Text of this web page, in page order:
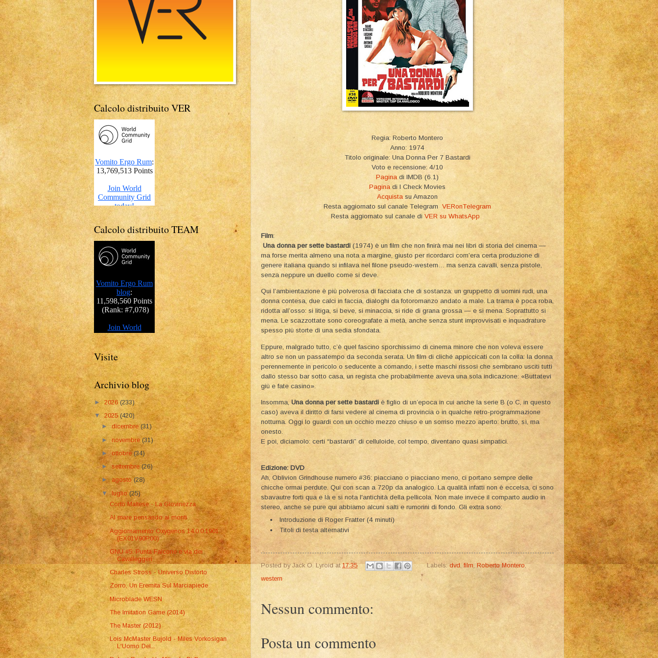
Regia: Roberto Montero
Anno: 1974
Titolo originale: Una Donna Per 7 Bastardi
Voto e recensione: 4/10
Pagina di IMDB (6.1)
Pagina di I Check Movies
Acquista su Amazon
Resta aggiornato sul canale Telegram VERonTelegram
Resta aggiornato sul canale di VER su WhatsApp
Film:
Una donna per sette bastardi (1974) è un film che non finirà mai nei libri di storia del cinema —
ma forse merita almeno una nota a margine, giusto per ricordarci com’era certa produzione di
genere italiana quando si infilava nel filone pseudo-western… ma senza cavalli, senza pistole,
senza neppure un duello come si deve.
Qui l’ambientazione è più polverosa di facciata che di sostanza: un gruppetto di uomini rudi, una
donna contesa, due calci in faccia, dialoghi da fotoromanzo andato a male. La trama è poca roba,
ridotta all’osso: si litiga, si beve, si minaccia, si ride di grana grossa — e si mena. Soprattutto si
mena. Le scazzottate sono coreografate a metà, anche senza stunt improvvisati e inquadrature
spesso più storte di una sedia sfondata.
Eppure, malgrado tutto, c’è quel fascino sporchissimo di cinema minore che non voleva essere
altro se non un passatempo da seconda serata. Un film di cliché appiccicati con la colla: la donna
perennemente in pericolo o seducente a comando, i sette maschi rissosi che sembrano usciti tutti
dallo stesso bar sotto casa, un regista che probabilmente aveva una sola indicazione: «Buttatevi
giù e fate casino».
Insomma, Una donna per sette bastardi è figlio di un’epoca in cui anche la serie B (o C, in questo
caso) aveva il diritto di farsi vedere al cinema di provincia o in qualche retro-programmazione
notturna. Oggi lo guardi con un occhio mezzo chiuso e un sorriso mezzo aperto: brutto, sì, ma
onesto.
E poi, diciamolo: certi “bastardi” di celluloide, col tempo, diventano quasi simpatici.
Edizione: DVD
Ah, Oblivion Grindhouse numero #36: piacciano o piacciano meno, ci portano sempre delle
chicche ormai perdute. Qui con scan a 720p da analogico. La qualità infatti non è eccelsa, ci sono
sbavautre forti qua e là e si nota l'antichità della pellicola. Non male invece il comparto audio in
stereo, anche se pure qui abbiamo alcuni salti e rumorini di fondo. Gli extra sono:
Introduzione di Roger Fratter (4 minuti)
Titoli di testa alternativi
Posted byJack O. Lyroid at17:35 Labels:dvd,film,Roberto Montero,
western
Nessun commento:
Posta un commento
Calcolo distribuito VER
Calcolo distribuito TEAM
Visite
Archivio blog
► 2026(233)
▼2025(420)
►dicembre(31)
►novembre(31)
►ottobre(34)
►settembre(26)
►agosto(28)
▼luglio(25)
Corto Maltese - La Giovinezza
Al mare pensando ai monti
Aggiornamento Oxygenos 14.0.0.1901
(EX01V90P00)
GNU #5: Punta Falcone e via dei
Cavalleggeri
Charles Stross - Universo Distorto
Zorro, Un Eremita Sul Marciapiede
Microblade WESN
The Imitation Game (2014)
The Master (2012)
Lois McMaster Bujold - Miles Vorkosigan
L'Uomo Del...